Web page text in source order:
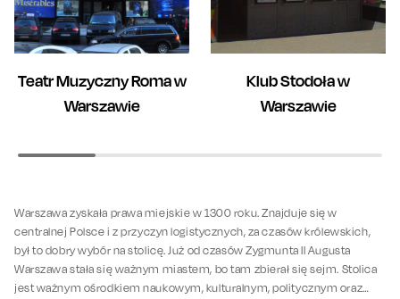
Teatr Muzyczny Roma w
Warszawie
Klub Stodoła w
Warszawie
Warszawa zyskała prawa miejskie w 1300 roku. Znajduje się w
centralnej Polsce i z przyczyn logistycznych, za czasów królewskich,
był to dobry wybór na stolicę. Już od czasów Zygmunta II Augusta
Warszawa stała się ważnym miastem, bo tam zbierał się sejm. Stolica
jest ważnym ośrodkiem naukowym, kulturalnym, politycznym oraz